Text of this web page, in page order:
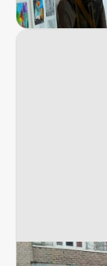
24 апреля 2026,
И ветеран,